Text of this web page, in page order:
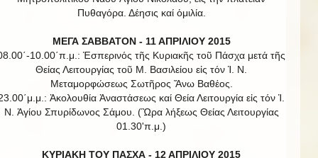
Πυθαγόρα. Δέησις καί ὁμιλία.
ΜΕΓΑ ΣΑΒΒΑΤΟΝ - 11 ΑΠΡΙΛΙΟΥ 2015
10.00΄π.μ.: Ἑσπερινός τῆς Κυριακῆς τοῦ Πάσχα μετά τῆς
Θείας Λειτουργίας τοῦ Μ. Βασιλείου εἰς τόν Ἱ. Ν.
Μεταμορφώσεως Σωτῆρος Ἄνω Βαθέος.
Ἀκολουθία Ἀναστάσεως καί Θεία Λειτουργία εἰς τόν Ἱ.
Ν. Ἁγίου Σπυρίδωνος Σάμου. (Ὣρα λήξεως Θείας Λειτουργίας
01.30'π.μ.)
ΚΥΡΙΑΚΗ ΤΟΥ ΠΑΣΧΑ - 12 ΑΠΡΙΛΙΟΥ 2015